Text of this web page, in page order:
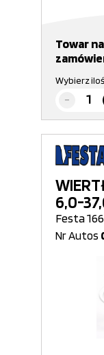
Towar na
Wybierz
6,0-
Festa
Nr Autos